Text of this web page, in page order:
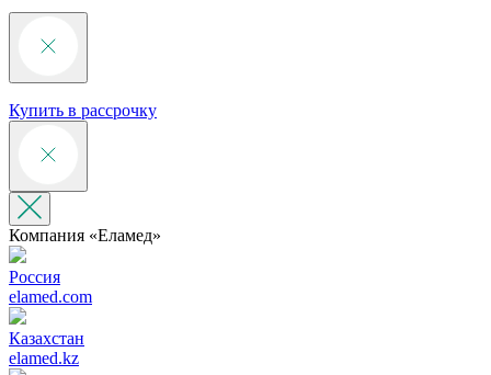
Купить в рассрочку
Компания «‎Еламед»
Россия
elamed.com
Казахстан
elamed.kz